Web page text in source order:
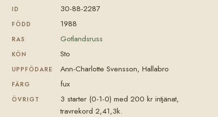
ID 30-88-2287
FÖDD 1988
RAS Gotlandsruss
KÖN Sto
UPPFÖDARE Ann-Charlotte Svensson, Hallabro
FÄRG fux
ÖVRIGT
3 starter (0-1-0) med 200 kr intjänat,
travrekord 2,41,3k.